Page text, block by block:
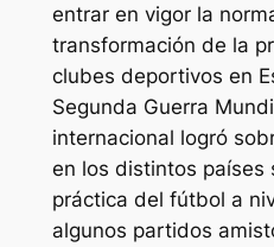
entrar en vigor la
transformación de la
clubes deportivos en
Segunda Guerra
internacional logró
en los distintos países
práctica del fútbol a
algunos partidos